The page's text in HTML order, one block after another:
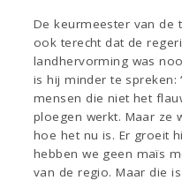
De keurmeester van de
ook terecht dat de
landhervorming was
is hij minder te spreken:
mensen die niet het
ploegen werkt. Maar ze
hoe het nu is. Er groeit
hebben we geen maïs
van de regio. Maar die is